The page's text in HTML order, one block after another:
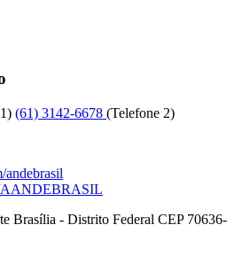
(61) 3142-6678 (Telefone 2)
AANDEBRASIL
Brasília - Distrito Federal CEP 70636-